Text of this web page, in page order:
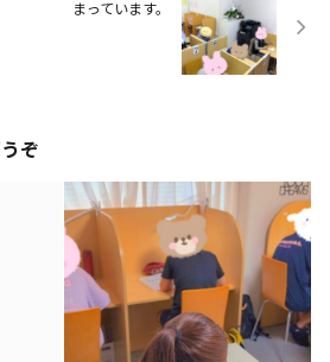
まっています。
ぞ